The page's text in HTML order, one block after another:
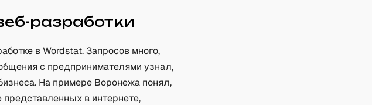
разработки
в Wordstat. Запросов много,
с предпринимателями узнал,
На примере Воронежа понял,
представленных в интернете,